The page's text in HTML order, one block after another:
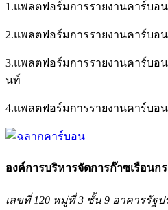
1.แพลตฟอร์มการรายงานคาร์บอ
2.แพลตฟอร์มการรายงานคาร์บ
3.แพลตฟอร์มการรายงานคาร์บอ
นท์
4.แพลตฟอร์มการรายงานคาร์บ
องค์การบริหารจัดการก๊าซเรือนก
เลขที่ 120 หมู่ที่ 3 ชั้น 9 อาคารรัฐ